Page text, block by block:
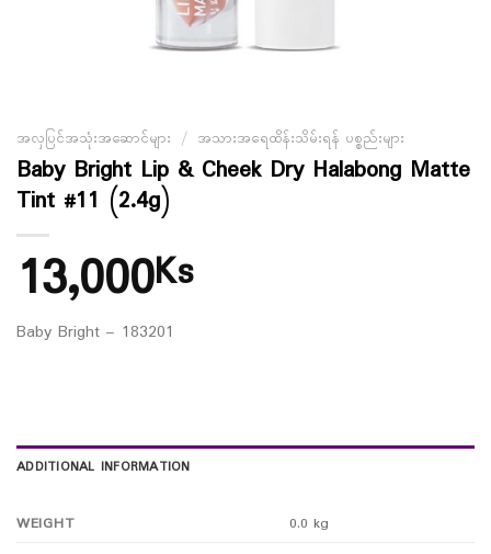
အလှပြင်အသုံးအဆောင်များ / အသားအရေထိန်းသိမ်းရန် ပစ္စည်းများ
Baby Bright Lip & Cheek Dry Halabong Matte
Tint #11 (2.4g)
13,000Ks
Baby Bright – 183201
ADDITIONAL INFORMATION
WEIGHT 0.0 kg